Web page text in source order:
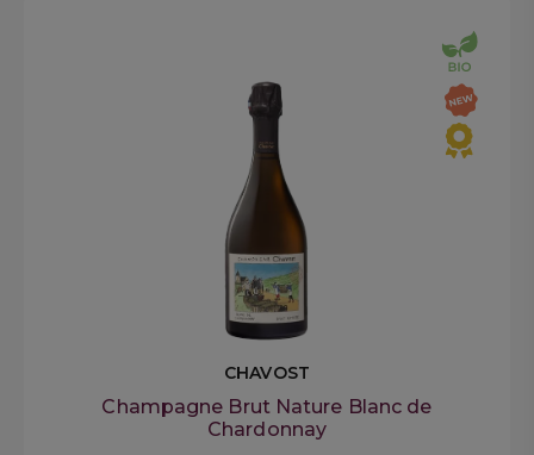
CHAVOST
Champagne Brut Nature Blanc de
Chardonnay